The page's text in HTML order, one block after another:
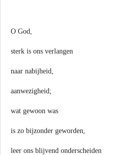
O God,
sterk is ons verlangen
naar nabijheid,
aanwezigheid;
wat gewoon was
is zo bijzonder geworden,
leer ons blijvend onderscheiden